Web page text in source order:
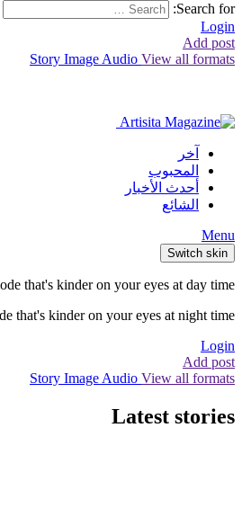
Search for:
Login
Add post
Story Image Audio View all formats
آخر
المحبوب
أحدث الأخبار
الشائع
Menu
Switch skin
that's kinder on your eyes at day time.
that's kinder on your eyes at night time.
Login
Add post
Story Image Audio View all formats
Latest stories